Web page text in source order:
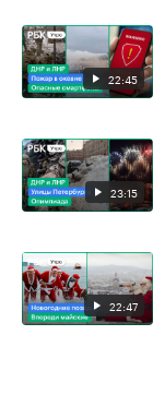
22:45
23:15
22:47